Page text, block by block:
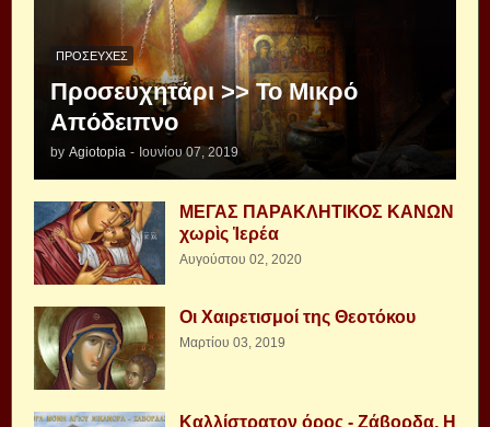
ΠΡΟΣΕΥΧΈΣ
Προσευχητάρι >> Το Μικρό
Απόδειπνο
by Agiotopia - Ιουνίου 07, 2019
ΜΕΓΑΣ ΠΑΡΑΚΛΗΤΙΚΟΣ ΚΑΝΩΝ
χωρὶς Ἱερέα
Αυγούστου 02, 2020
Οι Χαιρετισμοί της Θεοτόκου
Μαρτίου 03, 2019
Καλλίστρατον όρος - Ζάβορδα, Η